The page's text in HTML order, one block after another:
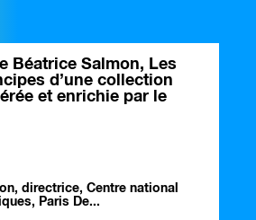
Béatrice Salmon, Les
d’une collection
et enrichie par le
directrice, Centre national
Paris De...